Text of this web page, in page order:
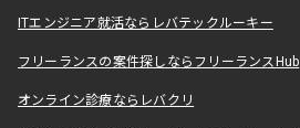
ITエンジニア就活ならレバテックルーキー
フリーランスの案件探しならフリーランスHub
オンライン診療ならレバクリ